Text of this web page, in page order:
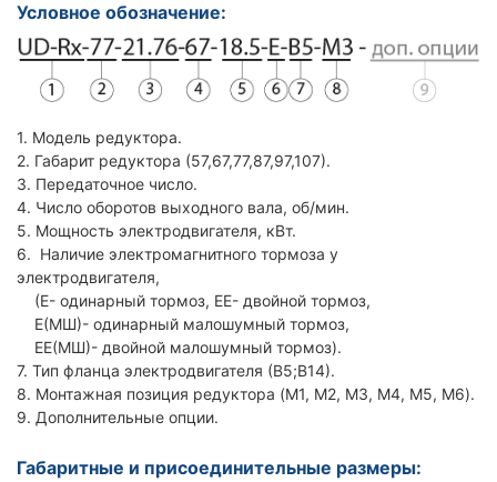
Условное обозначение:
1. Модель редуктора.
2. Габарит редуктора (57,67,77,87,97,107).
3. Передаточное число.
4. Число оборотов выходного вала, об/мин.
5. Мощность электродвигателя, кВт.
6. Наличие электромагнитного тормоза у
электродвигателя,
(Е- одинарный тормоз, ЕЕ- двойной тормоз,
Е(МШ)- одинарный малошумный тормоз,
ЕЕ(МШ)- двойной малошумный тормоз).
7. Тип фланца электродвигателя (В5;В14).
8. Монтажная позиция редуктора (M1, M2, M3, M4, M5, M6).
9. Дополнительные опции.
Габаритные и присоединительные размеры: